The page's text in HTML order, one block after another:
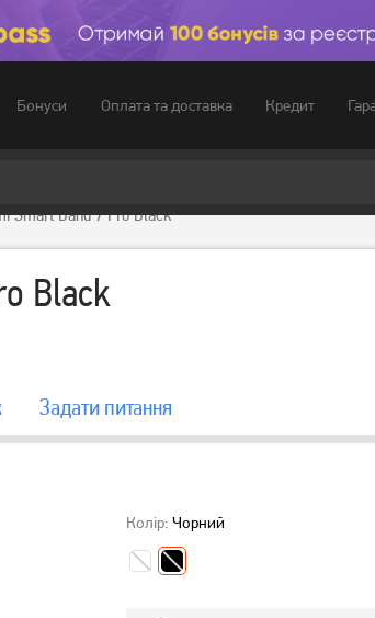
Бонуси Оплата та доставка Кредит
Smart Band 7 Pro Black
Black
Задати питання
Колір: Чорний